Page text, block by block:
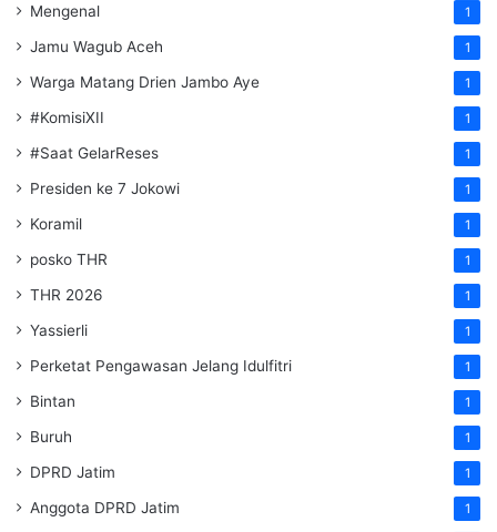
Mengenal 1
Jamu Wagub Aceh 1
Warga Matang Drien Jambo Aye 1
#KomisiXII 1
#Saat GelarReses 1
Presiden ke 7 Jokowi 1
Koramil 1
posko THR 1
THR 2026 1
Yassierli 1
Perketat Pengawasan Jelang Idulfitri 1
Bintan 1
Buruh 1
DPRD Jatim 1
Anggota DPRD Jatim 1